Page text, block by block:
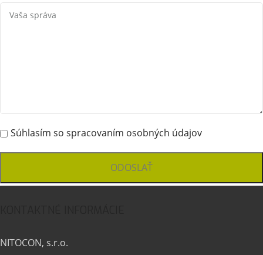
Súhlasím so spracovaním osobných údajov
NITOCON, s.r.o.